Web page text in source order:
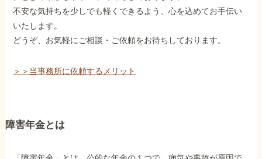
不安な気持ちを少しでも軽くできるよう、心を込めてお手伝い
いたします。
どうぞ、お気軽にご相談・ご依頼をお待ちしております。
＞＞当事務所に依頼するメリット
障害年金とは